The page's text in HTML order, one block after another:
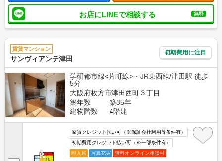
お店にLINEで相談する 無料
賃貸マンション
サンヴィアンテ津田
初期費用に注目
学研都市線<片町線>・JR東西線/津田駅 徒歩
5分
大阪府枚方市津田西町３丁目
築年数
築35年
建物階数
4階建
家賃クレジット払い可（※保証会社利用等条件有）
初期費用クレジット払い可（※一部条件有）
即入居
写真充実 無料オンライン相談可